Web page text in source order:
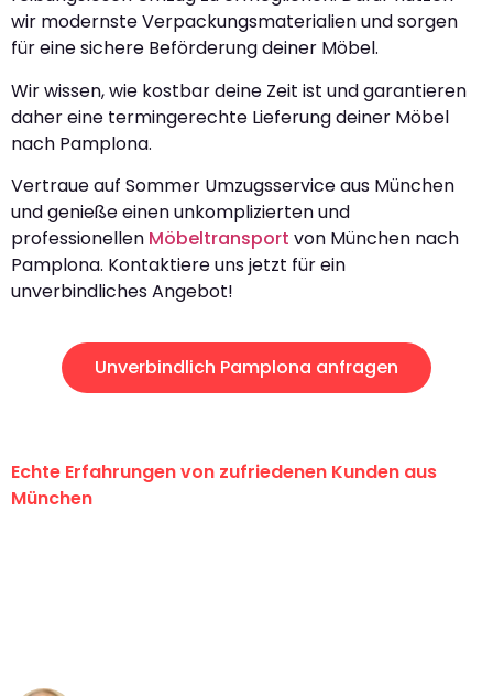
wir modernste Verpackungsmaterialien und sorgen
für eine sichere Beförderung deiner Möbel.
Wir wissen, wie kostbar deine Zeit ist und garantieren
daher eine termingerechte Lieferung deiner Möbel
nach Pamplona.
Vertraue auf Sommer Umzugsservice aus München
und genieße einen unkomplizierten und
professionellen Möbeltransport von München nach
Pamplona. Kontaktiere uns jetzt für ein
unverbindliches Angebot!
Unverbindlich Pamplona anfragen
Echte Erfahrungen von zufriedenen Kunden aus
München